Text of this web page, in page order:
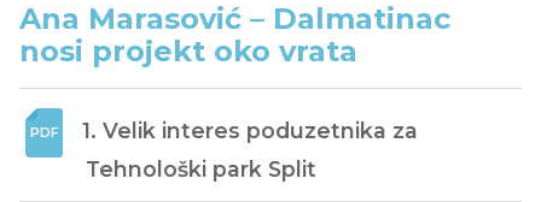
Ana Marasović – Dalmatinac
nosi projekt oko vrata
1. Velik interes poduzetnika za
Tehnološki park Split